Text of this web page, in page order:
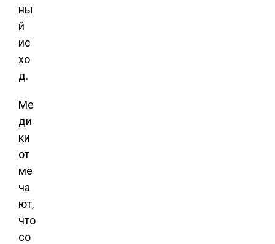
ны
й
ис
хо
д.
Ме
ди
ки
от
ме
ча
ют,
что
со